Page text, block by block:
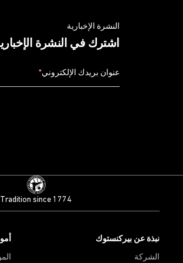
النشرة الإخبارية
اشترك في النشرة
عنوان بريدك الإلكتروني*
Tradition since 1774
نبذة عن بيركنستوك
الشركة